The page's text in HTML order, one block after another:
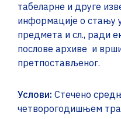
табеларне и друге
информације о стању
предмета и сл., ради
послове архиве и
претпостављеног.
Услови: Стечено
четворогодишњем